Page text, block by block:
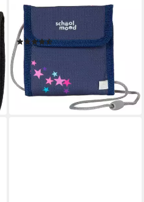
SCHOOL-MOOD®
Brustbeutel
(7)
ab 8,99 € UVP
-31%
lieferbar - in 2-3 Werktagen bei dir
+11